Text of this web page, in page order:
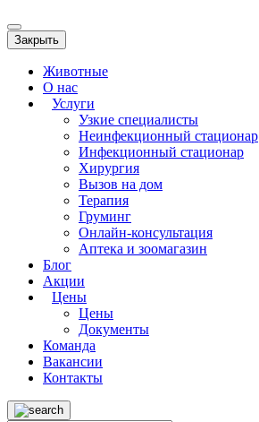
Закрыть
Животные
О нас
Услуги
Узкие специалисты
Неинфекционный стационар
Инфекционный стационар
Хирургия
Вызов на дом
Терапия
Груминг
Онлайн-консультация
Аптека и зоомагазин
Блог
Акции
Цены
Цены
Документы
Команда
Вакансии
Контакты